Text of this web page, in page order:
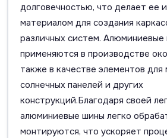
долговечностью, что делает ее
материалом для создания
различных систем. Алюминиевые
применяются в производстве
также в качестве элементов для
солнечных панелей и других
конструкций.Благодаря своей
алюминиевые шины легко
монтируются, что ускоряет